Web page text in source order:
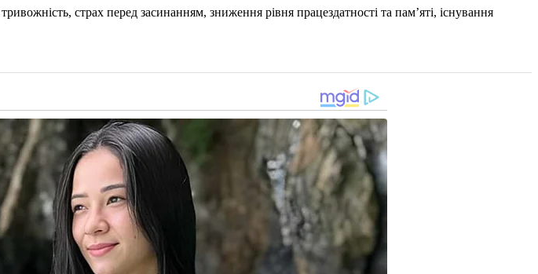
страх перед засинанням, зниження рівня працездатності та пам’яті, існування